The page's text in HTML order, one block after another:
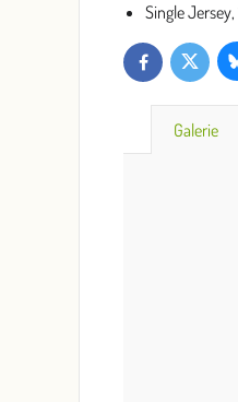
Single
FacebookTwitter
Galerie